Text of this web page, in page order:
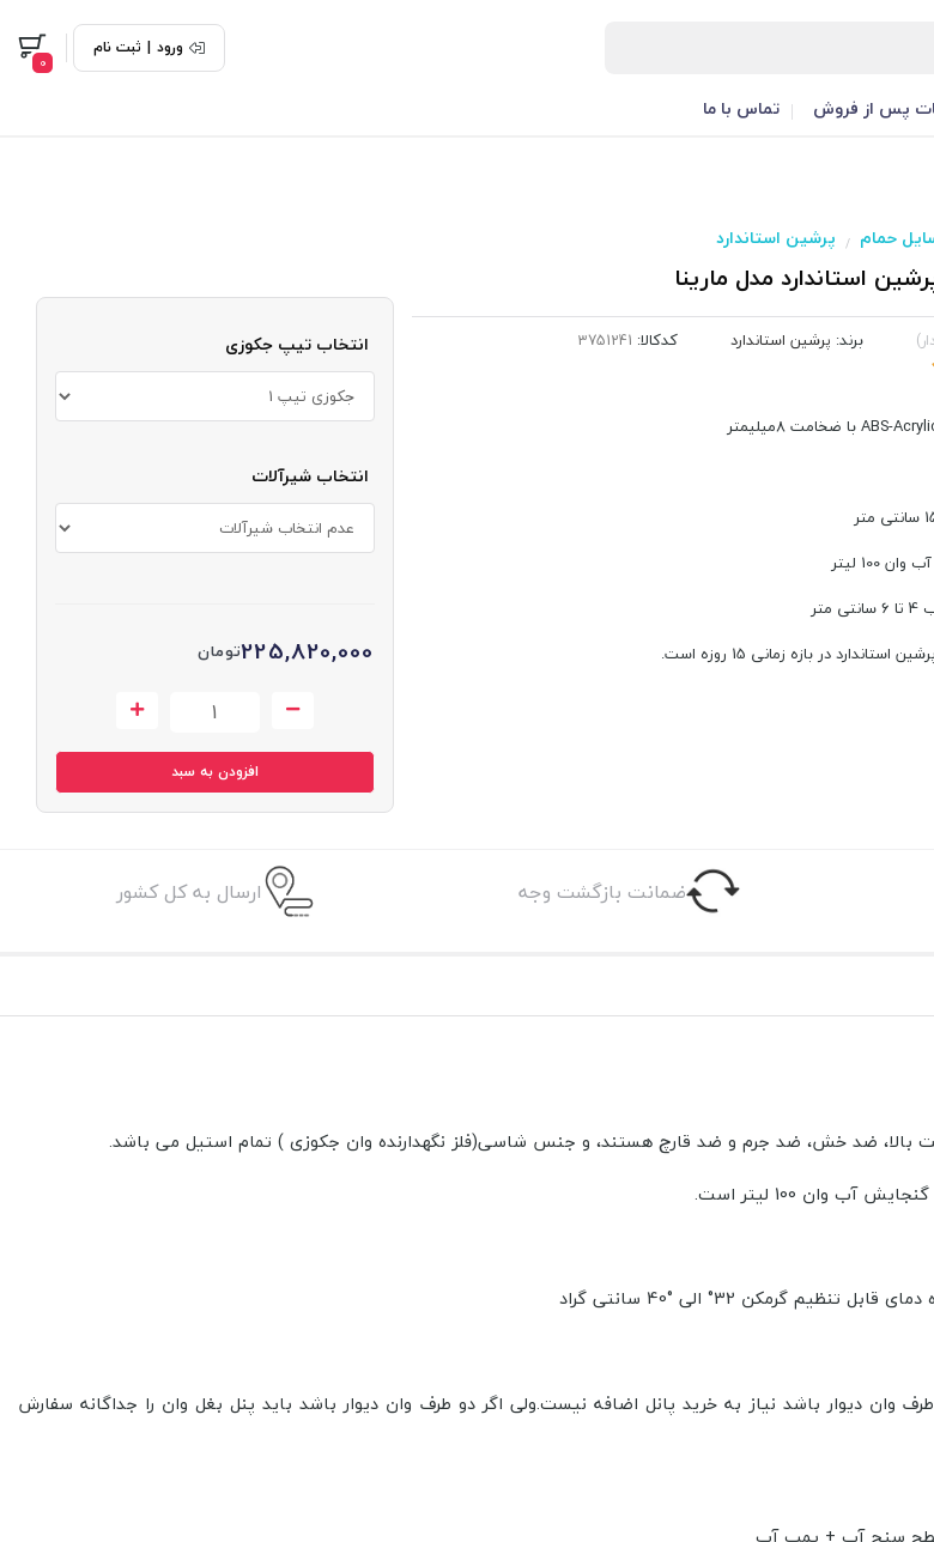
ورود | ثبت نام
0
پس از فروش تماس با ما
حمام / پرشین استاندارد
استاندارد مدل مارینا
) برند: پرشین استاندارد کدکالا:
لیتر
در بازه زمانی 15 روزه است.
انتخاب تیپ جکوزی
انتخاب شیرآلات
225,820,000تومان
افزودن به سبد
ضمانت بازگشت وجه ارسال به کل کشور
ضد قارچ هستند، و جنس شاسی(فلز نگهدارنده وان جکوزی ) تمام استیل می باشد.
آب وان 100 لیتر است.
32° الی °40 سانتی گراد
وان دیوار باشد نیاز به خرید پانل اضافه نیست.ولی اگر دو طرف وان دیوار باشد باید پنل بغل وان را جداگانه سفارش